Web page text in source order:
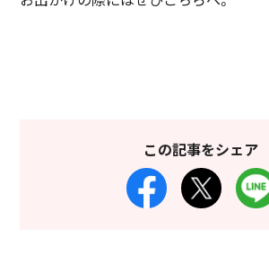
この記事をシェア